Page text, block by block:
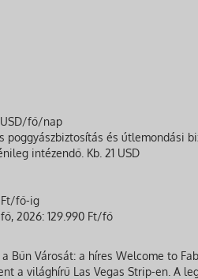
fő/nap
és útlemondási
intézendő. Kb. 21 USD
Ft/fő-ig
2026: 129.990 Ft/fő
Bűn Városát: a híres Welcome to
a világhírű Las Vegas Strip-en. A